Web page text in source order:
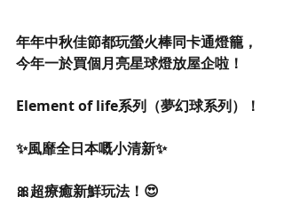
年年中秋佳節都玩螢火棒同卡通燈籠，
今年一於買個月亮星球燈放屋企啦！
Element of life系列（夢幻球系列）！
✨風靡全日本嘅小清新✨
🎀超療癒新鮮玩法！😍